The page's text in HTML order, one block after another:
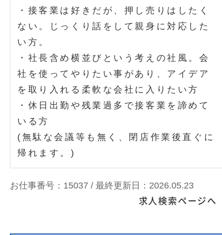
・接客業は好きだが、押し売りはしたく
ない。じっくり話をして親身に対応した
い方。
・社長含め横並びという考えの社風。会
社を使ってやりたい事があり、アイデア
を取り入れる柔軟な会社に入りたい方
・休日出勤や残業過多で接客業を諦めて
いる方
(無駄な会議等も無く、閉店作業後直ぐに
帰れます。)
お仕事番号：15037 / 最終更新日：2026.05.23
求人検索ページへ